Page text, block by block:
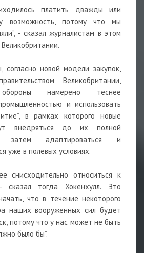
платить дважды или
возможность, потому что мы
- сказал журналистам в этом
согласно новой модели закупок,
Великобритании,
обороны намерено теснее
и использовать
в рамках которого новые
внедряться до их полной
затем адаптироваться и
уже в полевых условиях.
снисходительно относиться к
- сказал тогда Хокенхулл. Это
что в течение некоторого
наших вооруженных сил будет
потому что у нас может не быть
было бы”.